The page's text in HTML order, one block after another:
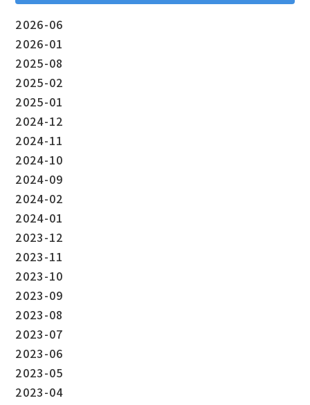
2026-06
2026-01
2025-08
2025-02
2025-01
2024-12
2024-11
2024-10
2024-09
2024-02
2024-01
2023-12
2023-11
2023-10
2023-09
2023-08
2023-07
2023-06
2023-05
2023-04